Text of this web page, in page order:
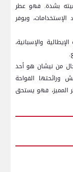
بشدة. فهو عطر
ويوفر
⁤والإسبانية،
من نيشان هو أحد
ورائحتها الفواحة
المميز، فهو ​يستحق